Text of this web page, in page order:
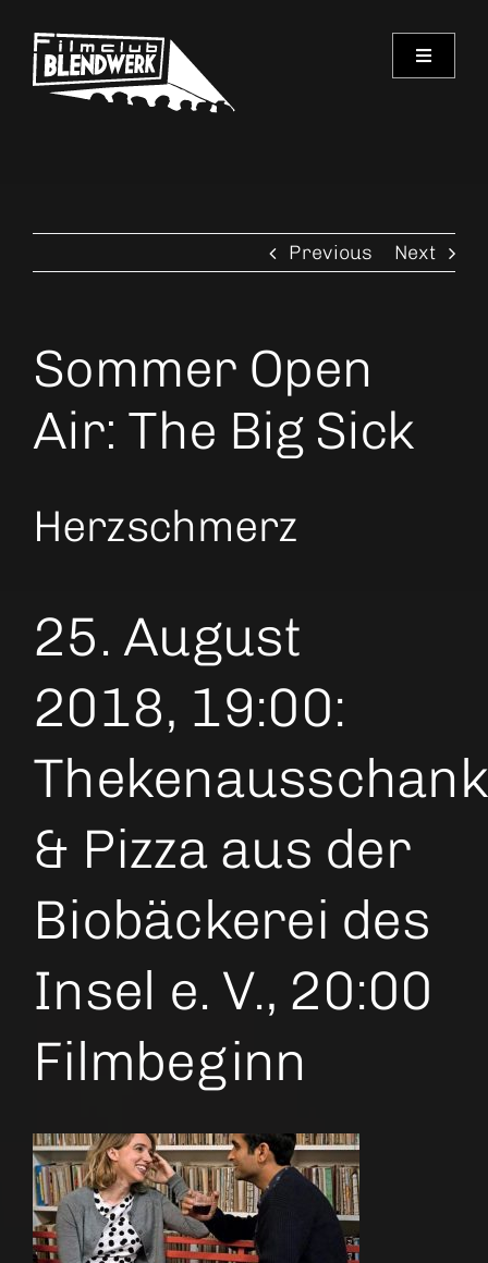
content
Toggle
Verein
Kontakt
Previous Next
Sommer Open
Air: The Big Sick
Herzschmerz
25. August
2018, 19:00:
Thekenausschank
& Pizza aus der
Biobäckerei des
Insel e. V., 20:00
Filmbeginn